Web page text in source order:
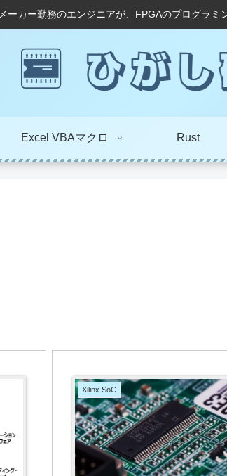
メーカー勤務のエンジニアが、FPGAのプログラミ
Excel VBAマクロ Rust
Xilinx SoC